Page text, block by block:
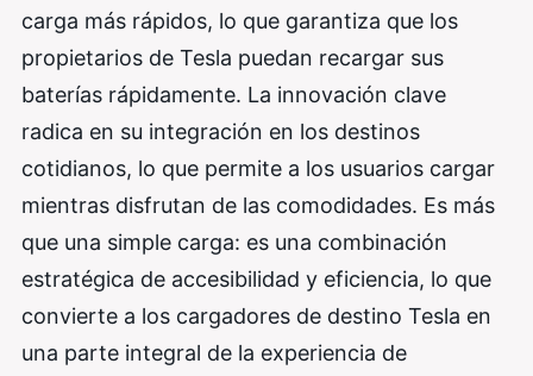
carga más rápidos, lo que garantiza que los
propietarios de Tesla puedan recargar sus
baterías rápidamente. La innovación clave
radica en su integración en los destinos
cotidianos, lo que permite a los usuarios cargar
mientras disfrutan de las comodidades. Es más
que una simple carga: es una combinación
estratégica de accesibilidad y eficiencia, lo que
convierte a los cargadores de destino Tesla en
una parte integral de la experiencia de